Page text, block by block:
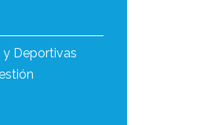
Deportivas